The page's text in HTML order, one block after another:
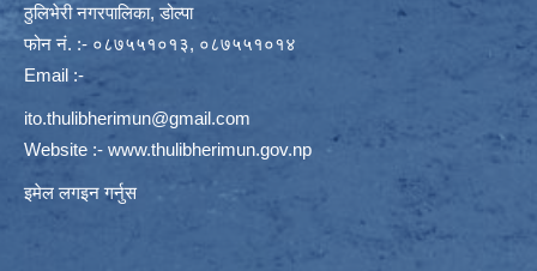
ठुलिभेरी नगरपालिका, डोल्पा
फोन नं. :- ०८७५५१०१३, ०८७५५१०१४
Email :-
ito.thulibherimun@gmail.com
Website :- www.thulibherimun.gov.np
इमेल लगइन गर्नुस